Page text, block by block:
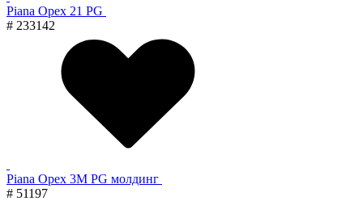
Piana Орех 21 PG
# 233142
Piana Орех 3M PG молдинг
# 51197